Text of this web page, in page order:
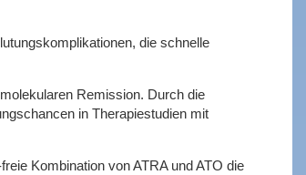
die schnelle
Remission. Durch die
in Therapiestudien mit
Kombination von ATRA und ATO die